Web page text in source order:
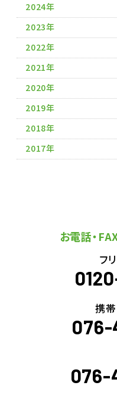
2024年
2023年
2022年
2021年
2020年
2019年
2018年
2017年
お電話・
フ
携帯
076-
076-